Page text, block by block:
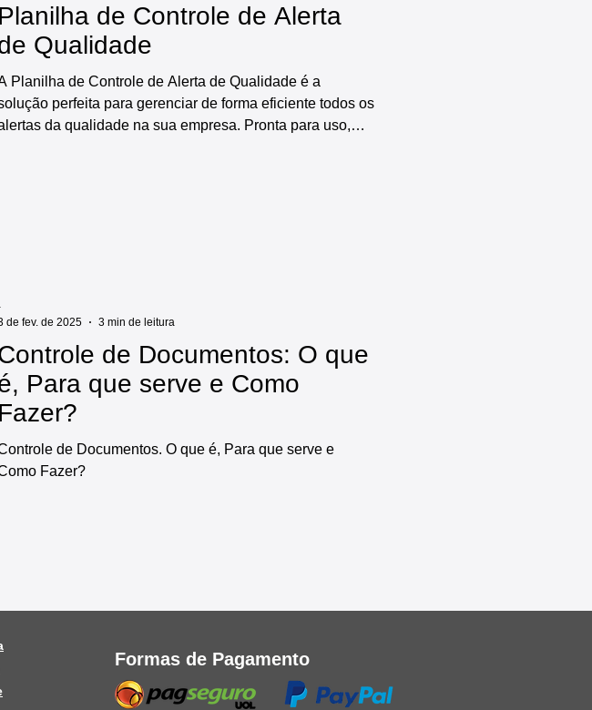
Planilha de Controle de Alerta
Qualidade
Planilha de Controle de Alerta de Qualidade é a
perfeita para gerenciar de forma eficiente todos os
da qualidade na sua empresa. Pronta para uso,
de Documentos: O que
Para que serve e Como
Fazer?
de Documentos. O que é, Para que serve e
Fazer?
de fev. de 2025
3 min de leitura
Formas de Pagamento